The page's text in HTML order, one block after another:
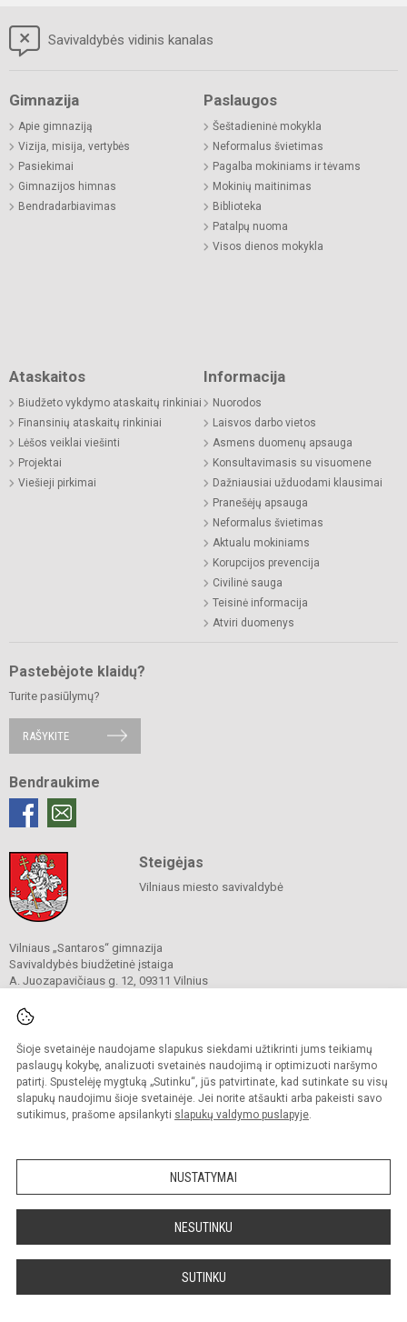
Šioje svetainėje naudojame slapukus siekdami užtikrinti jums teikiamų
paslaugų kokybę, analizuoti svetainės naudojimą ir optimizuoti naršymo
patirtį. Spustelėję mygtuką „Sutinku“, jūs patvirtinate, kad sutinkate su visų
slapukų naudojimu šioje svetainėje. Jei norite atšaukti arba pakeisti savo
sutikimus, prašome apsilankyti slapukų valdymo puslapyje.
NUSTATYMAI
NESUTINKU
SUTINKU
Savivaldybės vidinis kanalas
Gimnazija
Apie gimnaziją
Vizija, misija, vertybės
Pasiekimai
Gimnazijos himnas
Bendradarbiavimas
Paslaugos
Šeštadieninė mokykla
Neformalus švietimas
Pagalba mokiniams ir tėvams
Mokinių maitinimas
Biblioteka
Patalpų nuoma
Visos dienos mokykla
Ataskaitos
Biudžeto vykdymo ataskaitų rinkiniai
Finansinių ataskaitų rinkiniai
Lėšos veiklai viešinti
Projektai
Viešieji pirkimai
Informacija
Nuorodos
Laisvos darbo vietos
Asmens duomenų apsauga
Konsultavimasis su visuomene
Dažniausiai užduodami klausimai
Pranešėjų apsauga
Neformalus švietimas
Aktualu mokiniams
Korupcijos prevencija
Civilinė sauga
Teisinė informacija
Atviri duomenys
Pastebėjote klaidų?
Turite pasiūlymų?
RAŠYKITE
Bendraukime
Steigėjas
Vilniaus miesto savivaldybė
Vilniaus „Santaros“ gimnazija
Savivaldybės biudžetinė įstaiga
A. Juozapavičiaus g. 12, 09311 Vilnius
El. p.
Duomenys kaupiami ir saugomi
Juridinių asmenų registre
Įmonės kodas 304089960
Kopijuoti turinį be raštiško gimnazijos sutikimo griežtai draudžiama.
Prieinamumo paraiška Slapukų politika
Sumanus būdas atnaujinti
svetainę